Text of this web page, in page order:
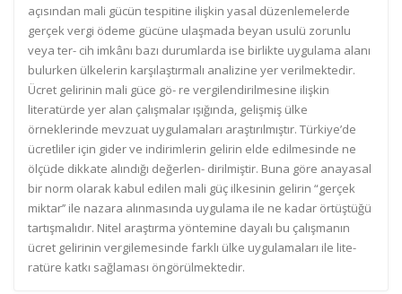
açısından mali gücün tespitine ilişkin yasal düzenlemelerde
gerçek vergi ödeme gücüne ulaşmada beyan usulü zorunlu
veya ter- cih imkânı bazı durumlarda ise birlikte uygulama alanı
bulurken ülkelerin karşılaştırmalı analizine yer verilmektedir.
Ücret gelirinin mali güce gö- re vergilendirilmesine ilişkin
literatürde yer alan çalışmalar ışığında, gelişmiş ülke
örneklerinde mevzuat uygulamaları araştırılmıştır. Türkiye’de
ücretliler için gider ve indirimlerin gelirin elde edilmesinde ne
ölçüde dikkate alındığı değerlen- dirilmiştir. Buna göre anayasal
bir norm olarak kabul edilen mali güç ilkesinin gelirin “gerçek
miktar’’ ile nazara alınmasında uygulama ile ne kadar örtüştüğü
tartışmalıdır. Nitel araştırma yöntemine dayalı bu çalışmanın
ücret gelirinin vergilemesinde farklı ülke uygulamaları ile lite-
ratüre katkı sağlaması öngörülmektedir.